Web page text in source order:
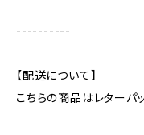
----------
【配送について】
こちらの商品はレターパ